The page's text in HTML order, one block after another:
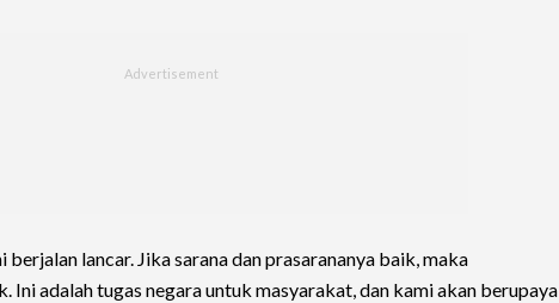
lancar. Jika sarana dan prasarananya baik, maka
Ini adalah tugas negara untuk masyarakat, dan kami akan berupaya